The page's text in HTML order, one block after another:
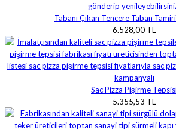
Tabanı Çıkan Tencere Taban
6.528,00 TL
Sac Pizza Pişirme
5.355,53 TL